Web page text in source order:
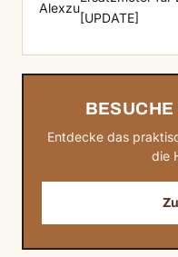
Alexzu
[UPDATE]
Entdecke das
die